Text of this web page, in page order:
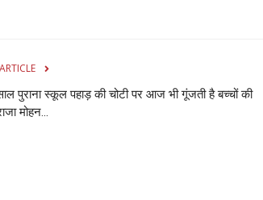
पुराना स्कूल पहाड़ की चोटी पर आज भी गूंजती है बच्चों की
मोहन...
Sikar News: पक्षियों का घर ही नहीं किसानों की
admin Aug 7, 2026